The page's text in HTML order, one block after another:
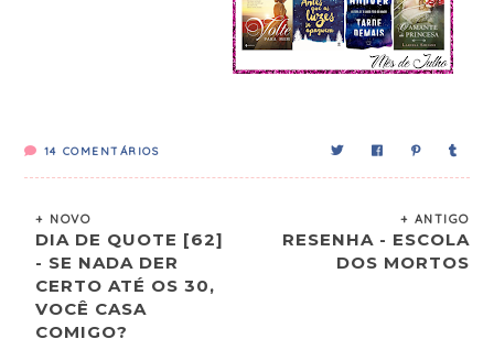
14 COMENTÁRIOS
+ NOVO
DIA DE QUOTE [62]
- SE NADA DER
CERTO ATÉ OS 30,
VOCÊ CASA
COMIGO?
+ ANTIGO
RESENHA - ESCOLA
DOS MORTOS